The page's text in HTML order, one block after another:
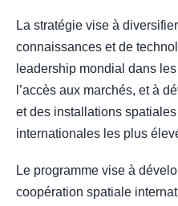
La stratégie vise à
connaissances et de
leadership mondial dans
l’accès aux marchés, et à
et des installations
internationales les plus
Le programme vise à
coopération spatiale